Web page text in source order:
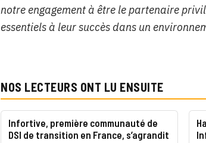
notre engagement à être le partenaire
essentiels à leur succès dans un
NOS LECTEURS ONT LU ENSUITE
Infortive, première communauté de
DSI de transition en France, s’agrandit